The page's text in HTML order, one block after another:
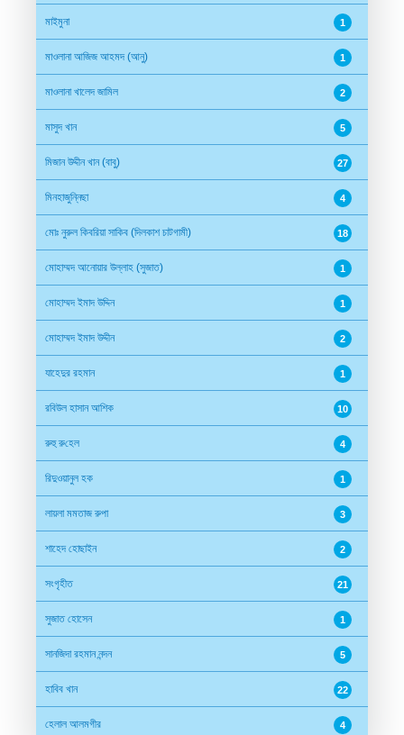
মাইমুনা 1
মাওলানা আজিজ আহমদ (আনু) 1
মাওলানা খালেদ জামিল 2
মাসুদ খান 5
মিজান উদ্দীন খান (বাবু) 27
মিনহাজুন্নিছা 4
মোঃ নুরুল কিবরিয়া সাকিব (দিলকাশ চাটগামী) 18
মোহাম্মদ আনোয়ার উল্লাহ (সুজাত) 1
মোহাম্মদ ইমাদ উদ্দিন 1
মোহাম্মদ ইমাদ উদ্দীন 2
যাহেদুর রহমান 1
রবিউল হাসান আশিক 10
রুহু রু‌হেল 4
রিদুওয়ানুল হক 1
লায়লা মমতাজ রুপা 3
শাহেদ হোছাইন 2
সংগৃহীত 21
সুজাত হোসেন 1
সানজিদা রহমান নন্দন 5
হাবিব খান 22
হেলাল আলমগীর 4